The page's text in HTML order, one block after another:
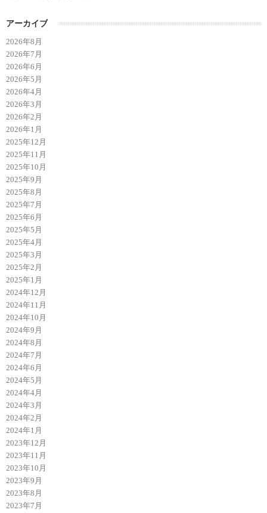
アーカイブ
2026年8月
2026年7月
2026年6月
2026年5月
2026年4月
2026年3月
2026年2月
2026年1月
2025年12月
2025年11月
2025年10月
2025年9月
2025年8月
2025年7月
2025年6月
2025年5月
2025年4月
2025年3月
2025年2月
2025年1月
2024年12月
2024年11月
2024年10月
2024年9月
2024年8月
2024年7月
2024年6月
2024年5月
2024年4月
2024年3月
2024年2月
2024年1月
2023年12月
2023年11月
2023年10月
2023年9月
2023年8月
2023年7月